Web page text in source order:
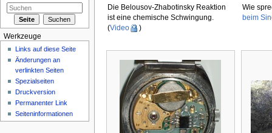
Die Belousov-Zhabotinsky Reaktion
ist eine chemische Schwingung.
(Video )
Wie
beim
Werkzeuge
Links auf diese Seite
Änderungen an
verlinkten Seiten
Spezialseiten
Druckversion
Permanenter Link
Seiteninformationen